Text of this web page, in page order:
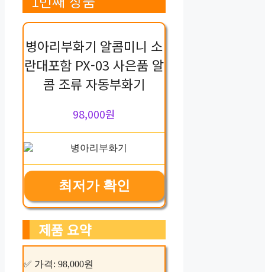
병아리부화기 알콤미니 소
란대포함 PX-03 사은품 알
콤 조류 자동부화기
98,000원
최저가 확인
제품 요약
✅ 가격: 98,000원